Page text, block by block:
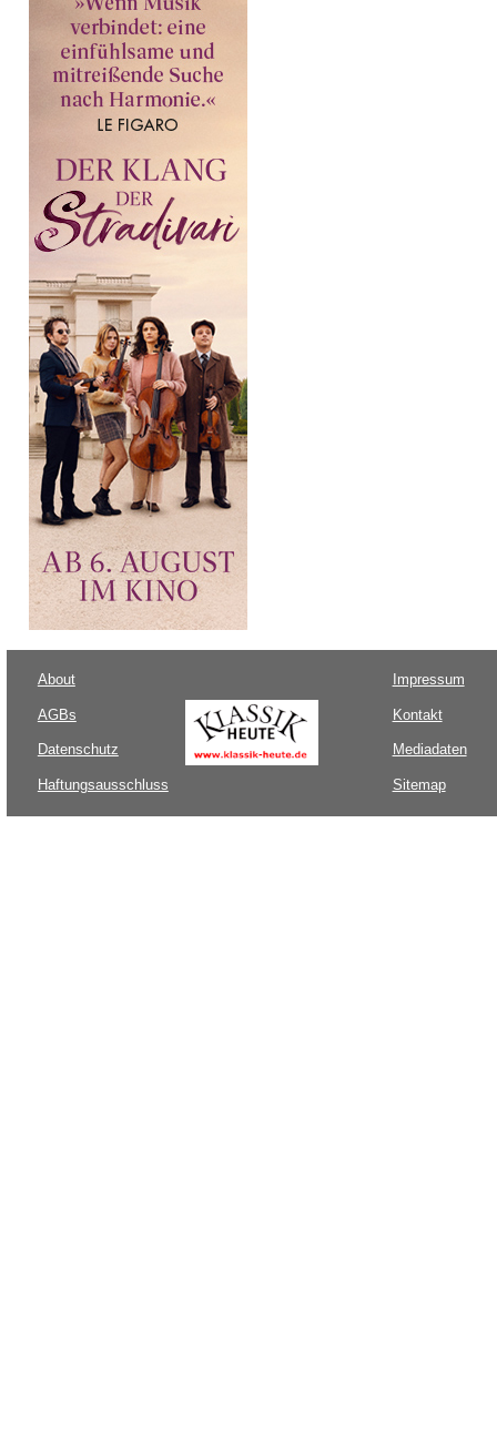
About
AGBs
Datenschutz
Haftungsausschluss
Impressum
Kontakt
Mediadaten
Sitemap